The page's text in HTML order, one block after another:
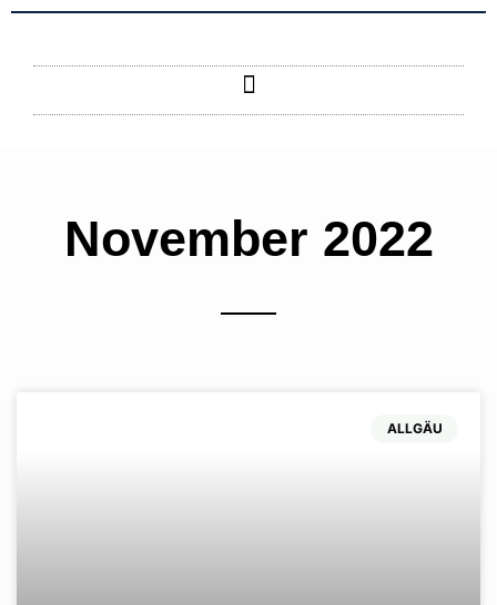
Zum
November 2022
ALLGÄU